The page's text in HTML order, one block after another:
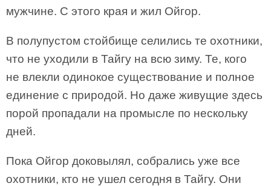
мужчине. С этого края и жил Ойгор.
В полупустом стойбище селились те охотники,
что не уходили в Тайгу на всю зиму. Те, кого
не влекли одинокое существование и полное
единение с природой. Но даже живущие здесь
порой пропадали на промысле по нескольку
дней.
Пока Ойгор доковылял, собрались уже все
охотники, кто не ушел сегодня в Тайгу. Они